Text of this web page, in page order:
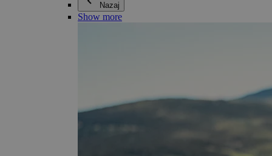
Nazaj
Show more